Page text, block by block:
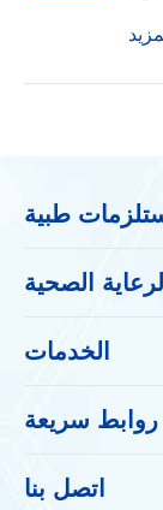
طبية
الصحية
الخدمات
روابط سريعة
اتصل بنا